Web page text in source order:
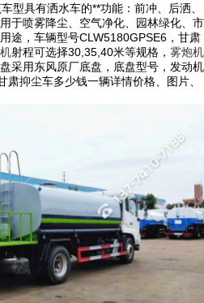
型具有洒水车的**功能：前冲、后洒、
于喷雾降尘、空气净化、园林绿化、市
途，车辆型号CLW5180GPSE6，甘肃
射程可选择30,35,40米等规格， 雾炮机
采用东风原厂底盘，底盘型号，发动机
抑尘车多少钱一辆详情价格、图片、